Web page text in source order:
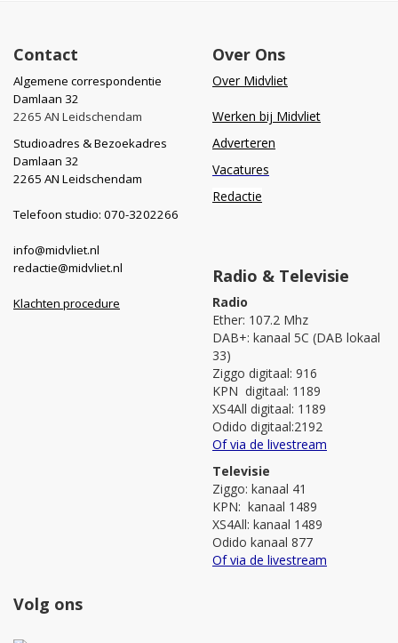
Contact
Algemene correspondentie
Damlaan 32
2265 AN Leidschendam
Studioadres & Bezoekadres
Damlaan 32
2265 AN Leidschendam
Telefoon studio: 070-3202266
info@midvliet.nl
redactie@midvliet.nl
Klachten procedure
Over Ons
Over Midvliet
Werken bij Midvliet
Adverteren
Vacatures
Redactie
Radio & Televisie
Radio
Ether: 107.2 Mhz
DAB+: kanaal 5C (DAB lokaal
33)
Ziggo digitaal: 916
KPN digitaal: 1189
XS4All digitaal: 1189
Odido digitaal:2192
Of via de livestream
Televisie
Ziggo: kanaal 41
KPN: kanaal 1489
XS4All: kanaal 1489
Odido kanaal 877
Of via de livestream
Volg ons